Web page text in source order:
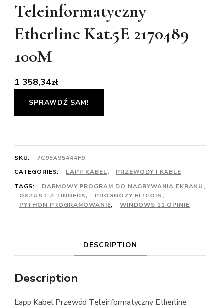
Teleinformatyczny
Etherline Kat.5E 2170489
100M
1 358,34zł
SPRAWDŹ SAM!
SKU:
7C95A95444F9
CATEGORIES:
LAPP KABEL,
PRZEWODY I KABLE
TAGS:
DARMOWY PROGRAM DO NAGRYWANIA EKRANU,
OSZUST Z TINDERA, PROGNOZY BITCOIN,
PYTHON PROGRAMOWANIE, WINDOWS 11 OPINIE
DESCRIPTION
Description
Lapp Kabel Przewód Teleinformatyczny Etherline